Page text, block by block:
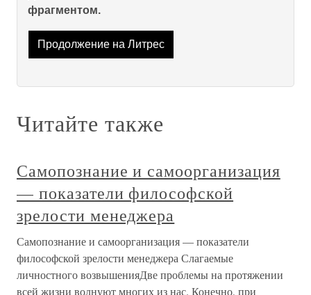
фрагментом.
Продолжение на Литрес
Читайте также
Самопознание и самоорганизация
— показатели философской
зрелости менеджера
Самопознание и самоорганизация — показатели
философской зрелости менеджера Слагаемые
личностного возвышенияДве проблемы на протяжении
всей жизни волнуют многих из нас. Конечно, при